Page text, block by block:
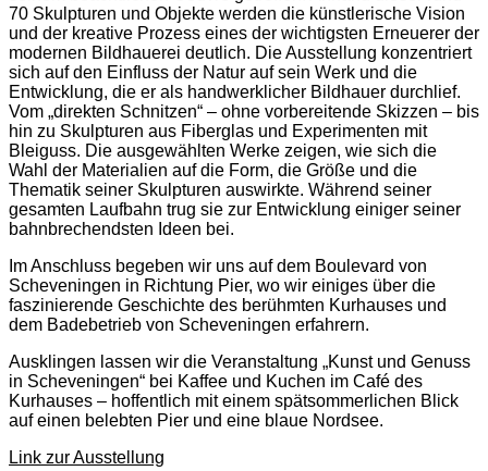
70 Skulpturen und Objekte werden die künstlerische Vision
und der kreative Prozess eines der wichtigsten Erneuerer der
modernen Bildhauerei deutlich. Die Ausstellung konzentriert
sich auf den Einfluss der Natur auf sein Werk und die
Entwicklung, die er als handwerklicher Bildhauer durchlief.
Vom „direkten Schnitzen“ – ohne vorbereitende Skizzen – bis
hin zu Skulpturen aus Fiberglas und Experimenten mit
Bleiguss. Die ausgewählten Werke zeigen, wie sich die
Wahl der Materialien auf die Form, die Größe und die
Thematik seiner Skulpturen auswirkte. Während seiner
gesamten Laufbahn trug sie zur Entwicklung einiger seiner
bahnbrechendsten Ideen bei.
Im Anschluss begeben wir uns auf dem Boulevard von
Scheveningen in Richtung Pier, wo wir einiges über die
faszinierende Geschichte des berühmten Kurhauses und
dem Badebetrieb von Scheveningen erfahrern.
Ausklingen lassen wir die Veranstaltung „Kunst und Genuss
in Scheveningen“ bei Kaffee und Kuchen im Café des
Kurhauses – hoffentlich mit einem spätsommerlichen Blick
auf einen belebten Pier und eine blaue Nordsee.
Link zur Ausstellung